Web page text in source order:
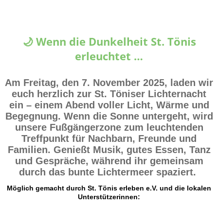
🌙 Wenn die Dunkelheit St. Tönis
erleuchtet …
Am Freitag, den 7. November 2025, laden wir
euch herzlich zur St. Töniser Lichternacht
ein – einem Abend voller Licht, Wärme und
Begegnung. Wenn die Sonne untergeht, wird
unsere Fußgängerzone zum leuchtenden
Treffpunkt für Nachbarn, Freunde und
Familien. Genießt Musik, gutes Essen, Tanz
und Gespräche, während ihr gemeinsam
durch das bunte Lichtermeer spaziert.
Möglich gemacht durch St. Tönis erleben e.V. und die lokalen
Unterstützerinnen: